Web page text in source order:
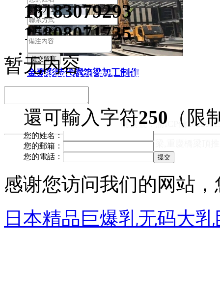
金泰彩時代鋼箱梁加工制作
聯系方式*
備注內容
18183079293（張經理）
備案號：渝ICP備
關鍵詞：重慶鋼箱梁,重慶橋梁頂
18183079293
15808071735
暂无内容
還可輸入字符250 （限
您的姓名：
您的郵箱：
您的電話：
感谢您访问我们的网站
日本精品巨爆乳无码大乳